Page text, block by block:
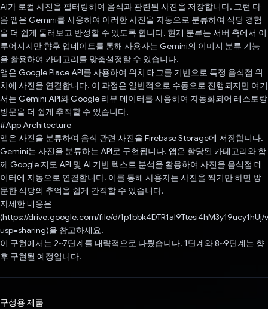
AI가 로컬 사진을 필터링하여 음식과 관련된 사진을 저장합니다. 그런 다
음 앱은 Gemini를 사용하여 이러한 사진을 자동으로 분류하여 식당 경험
을 더 쉽게 둘러보고 반성할 수 있도록 합니다. 현재 분류는 서버 측에서 이
루어지지만 향후 업데이트를 통해 사용자는 Gemini의 이미지 분류 기능
을 활용하여 카테고리를 맞춤설정할 수 있습니다.
앱은 Google Place API를 사용하여 위치 태그를 기반으로 특정 음식점 위
치에 사진을 연결합니다. 이 과정은 일반적으로 수동으로 진행되지만 여기
서는 Gemini API와 Google 리뷰 데이터를 사용하여 자동화되어 레스토랑
방문을 더 쉽게 추적할 수 있습니다.
#App Architecture
앱은 사진을 분류하여 음식 관련 사진을 Firebase Storage에 저장합니다.
Gemini는 사진을 분류하는 API로 구현됩니다. 앱은 할당된 카테고리와 함
께 Google 지도 API 및 AI 기반 텍스트 분석을 활용하여 사진을 음식점 데
이터에 자동으로 연결합니다. 이를 통해 사용자는 사진을 찍기만 하면 방
문한 식당의 추억을 쉽게 간직할 수 있습니다.
자세한 내용은
(https://drive.google.com/file/d/1p1bbk4DTR1al9Ttesi4hM3y19ucy1hUj/
usp=sharing)을 참고하세요.
이 구현에서는 2~7단계를 대략적으로 다뤘습니다. 1단계와 8~9단계는 향
후 구현될 예정입니다.
구성용 제품